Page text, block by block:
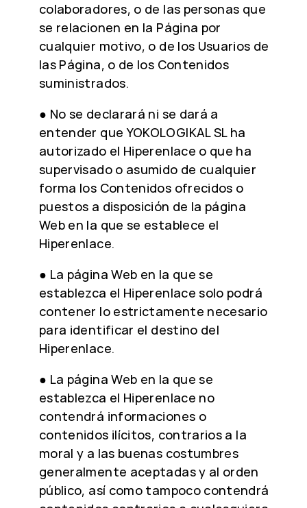
colaboradores, o de las personas que
se relacionen en la Página por
cualquier motivo, o de los Usuarios de
las Página, o de los Contenidos
suministrados.
● No se declarará ni se dará a
entender que YOKOLOGIKAL SL ha
autorizado el Hiperenlace o que ha
supervisado o asumido de cualquier
forma los Contenidos ofrecidos o
puestos a disposición de la página
Web en la que se establece el
Hiperenlace.
● La página Web en la que se
establezca el Hiperenlace solo podrá
contener lo estrictamente necesario
para identificar el destino del
Hiperenlace.
● La página Web en la que se
establezca el Hiperenlace no
contendrá informaciones o
contenidos ilícitos, contrarios a la
moral y a las buenas costumbres
generalmente aceptadas y al orden
público, así como tampoco contendrá